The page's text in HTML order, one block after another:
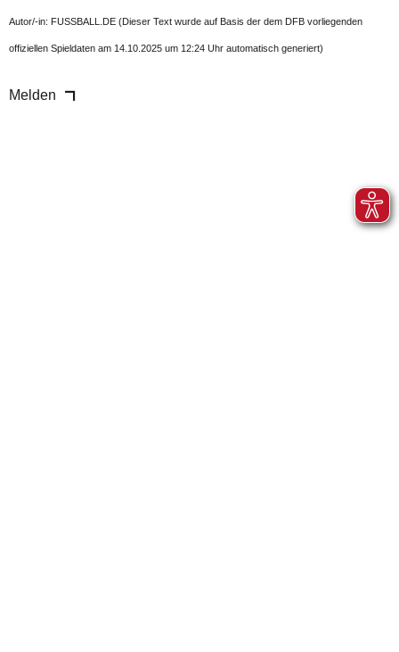
Autor/-in: FUSSBALL.DE (Dieser Text wurde auf Basis der dem DFB vorliegenden
offiziellen Spieldaten am 14.10.2025 um 12:24 Uhr automatisch generiert)
Melden